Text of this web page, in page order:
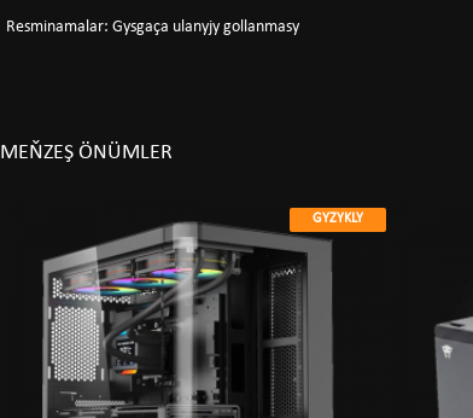
Resminamalar: Gysgaça ulanyjy gollanmasy
MEŇZEŞ ÖNÜMLER
GYZYKLY